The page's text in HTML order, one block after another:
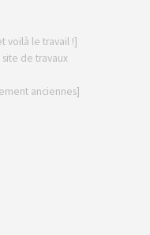
voilà le travail !]
de travaux
anciennes]